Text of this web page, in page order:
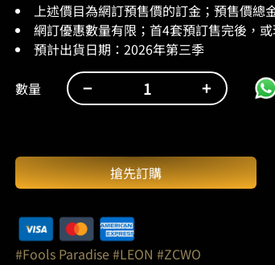
上述價目為網訂預售價的訂金；預售價總
網訂優惠數量有限；首4套預訂售完後，
預計出貨日期： 2026年第三季
愚
園：
LEON
//
愚
者
金
數量 − +
搶先訂購
#Fools Paradise#LEON #ZCWO